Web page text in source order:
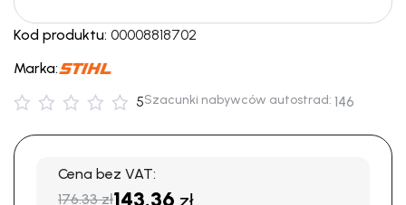
Kod produktu: 00008818702
Marka:
5Szacunki nabywców autostrad: 146
Cena bez VAT:
176.33 zł143.36 zł